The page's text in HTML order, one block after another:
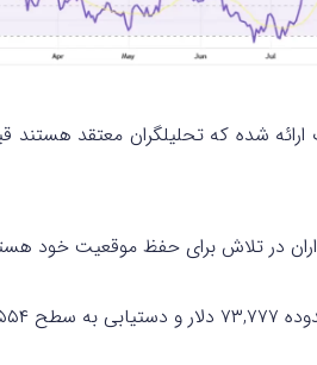
به سطح ۹۳,۵۵۴